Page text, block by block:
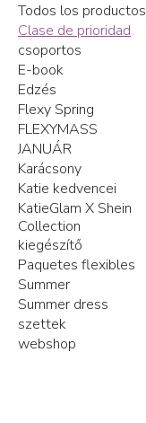
Todos los productos
Clase de prioridad
csoportos
E-book
Edzés
Flexy Spring
FLEXYMASS
JANUÁR
Karácsony
Katie kedvencei
KatieGlam X Shein
Collection
kiegészítő
Paquetes flexibles
Summer
Summer dress
szettek
webshop